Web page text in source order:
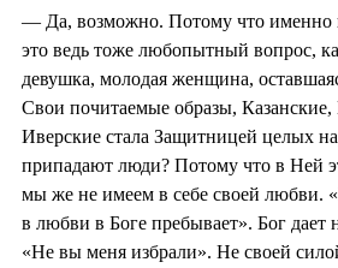
— Да, возможно. Потому что именно
это ведь тоже любопытный вопрос,
девушка, молодая женщина,
Свои почитаемые образы,
Иверские стала Защитницей целых
припадают люди? Потому что в Ней
мы же не имеем в себе своей любви.
в любви в Боге пребывает». Бог
«Не вы меня избрали». Не своей